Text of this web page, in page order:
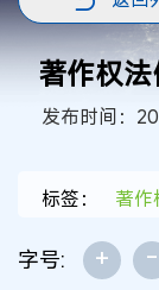
著作权
发布时间：
标签： 著作
字号: + -